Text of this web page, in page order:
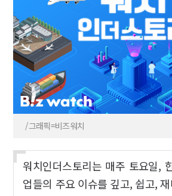
/그래픽=비즈워치
워치인더스토리는 매주 토요일,
업들의 주요 이슈를 깊고, 쉽고,